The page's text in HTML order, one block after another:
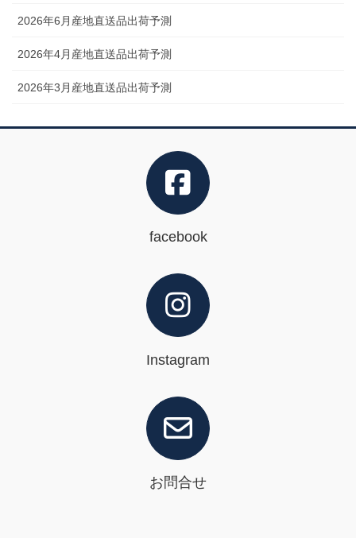
2026年6月産地直送品出荷予測
2026年4月産地直送品出荷予測
2026年3月産地直送品出荷予測
facebook
Instagram
お問合せ